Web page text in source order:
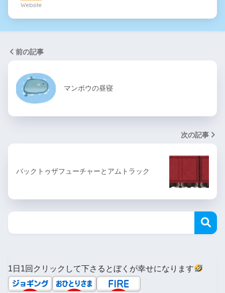
Website
前の記事
マンボウの昼寝
次の記事
バックトゥザフューチャーとアムトラック
1日1回クリックして下さるとぼくが幸せになります